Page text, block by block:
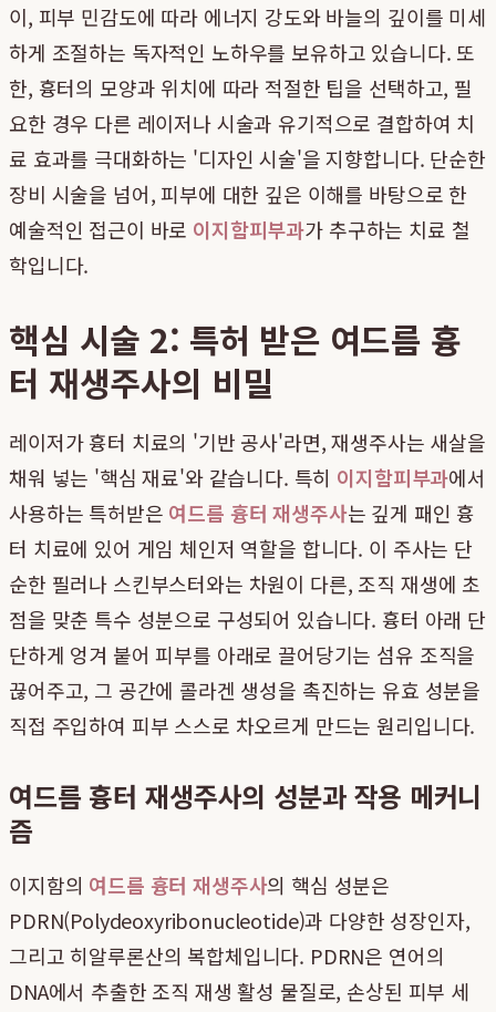
이, 피부 민감도에 따라 에너지 강도와 바늘의 깊이를 미세
하게 조절하는 독자적인 노하우를 보유하고 있습니다. 또
한, 흉터의 모양과 위치에 따라 적절한 팁을 선택하고, 필
요한 경우 다른 레이저나 시술과 유기적으로 결합하여 치
료 효과를 극대화하는 '디자인 시술'을 지향합니다. 단순한
장비 시술을 넘어, 피부에 대한 깊은 이해를 바탕으로 한
예술적인 접근이 바로 이지함피부과가 추구하는 치료 철
학입니다.
핵심 시술 2: 특허 받은 여드름 흉
터 재생주사의 비밀
레이저가 흉터 치료의 '기반 공사'라면, 재생주사는 새살을
채워 넣는 '핵심 재료'와 같습니다. 특히 이지함피부과에서
사용하는 특허받은 여드름 흉터 재생주사는 깊게 패인 흉
터 치료에 있어 게임 체인저 역할을 합니다. 이 주사는 단
순한 필러나 스킨부스터와는 차원이 다른, 조직 재생에 초
점을 맞춘 특수 성분으로 구성되어 있습니다. 흉터 아래 단
단하게 엉겨 붙어 피부를 아래로 끌어당기는 섬유 조직을
끊어주고, 그 공간에 콜라겐 생성을 촉진하는 유효 성분을
직접 주입하여 피부 스스로 차오르게 만드는 원리입니다.
여드름 흉터 재생주사의 성분과 작용 메커니
즘
이지함의 여드름 흉터 재생주사의 핵심 성분은
PDRN(Polydeoxyribonucleotide)과 다양한 성장인자,
그리고 히알루론산의 복합체입니다. PDRN은 연어의
DNA에서 추출한 조직 재생 활성 물질로, 손상된 피부 세